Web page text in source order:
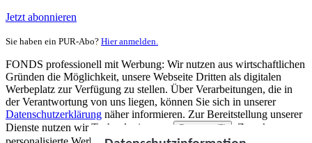
Jetzt abonnieren
Sie haben ein PUR-Abo? Hier anmelden.
FONDS professionell mit Werbung: Wir nutzen aus wirtschaftlichen
Gründen die Möglichkeit, unsere Webseite Dritten als digitalen
Werbeplatz zur Verfügung zu stellen. Über Verarbeitungen, die in
der Verantwortung von uns liegen, können Sie sich in unserer
Datenschutzerklärung näher informieren. Zur Bereitstellung unserer
Dienste nutzen wir Technologien von
Partnern (5)
. Zwecke: